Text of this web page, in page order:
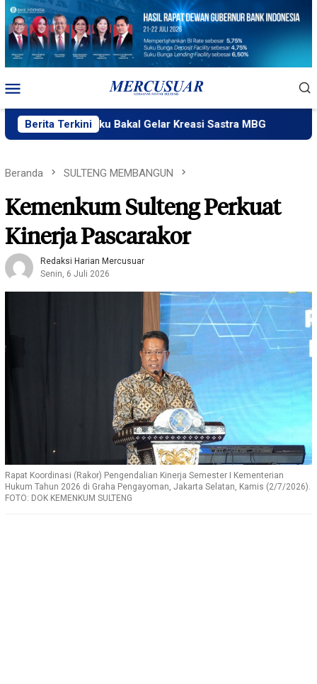
Loncat
konten
Mobile
Berita Terkini
Ngataku Bakal Gelar Kreasi Sastra MBG Fatek
Beranda SULTENG MEMBANGUN
Kemenkum Sulteng Perkuat
Kinerja Pascarakor
Redaksi Harian Mercusuar
Senin, 6 Juli 2026
Rapat Koordinasi (Rakor) Pengendalian Kinerja Semester I Kementerian
Hukum Tahun 2026 di Graha Pengayoman, Jakarta Selatan, Kamis (2/7/2026).
FOTO: DOK KEMENKUM SULTENG